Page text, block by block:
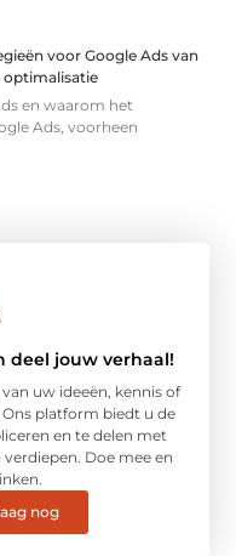
voor Google Ads van
en waarom het
Ads, voorheen
deel jouw verhaal!
uw ideeën, kennis of
platform biedt u de
en te delen met
Doe mee en
nog